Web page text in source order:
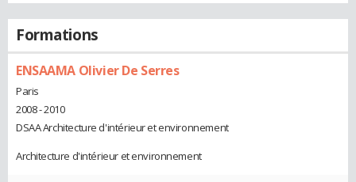
Formations
ENSAAMA Olivier De Serres
Paris
2008 - 2010
DSAA Architecture d'intérieur et environnement
Architecture d'intérieur et environnement